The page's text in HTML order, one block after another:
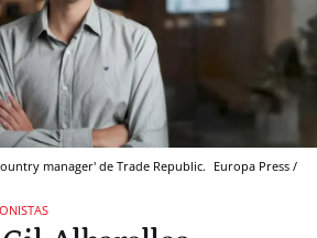
manager' de Trade Republic. Europa Press /